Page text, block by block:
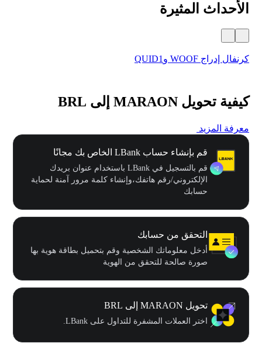
الأحداث المثيرة
كرنفال إدراج WOOF وQUID1
كيفية تحويل MARAON إلى BRL
معرفة المزيد
قم بإنشاء حساب LBank الخاص بك مجانًا
قم بالتسجيل في LBank باستخدام عنوان بريدك
الإلكتروني/رقم هاتفك،وإنشاء كلمة مرور آمنة لحماية
حسابك
التحقق من حسابك
أدخل معلوماتك الشخصية وقم بتحميل بطاقة هوية بها
صورة صالحة للتحقق من الهوية
تحويل MARAON إلى BRL
اختر العملات المشفرة للتداول على LBank.